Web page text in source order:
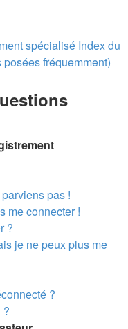
spécialisé Index du
fréquemment)
pas !
me connecter !
?
je ne peux plus me
?
?